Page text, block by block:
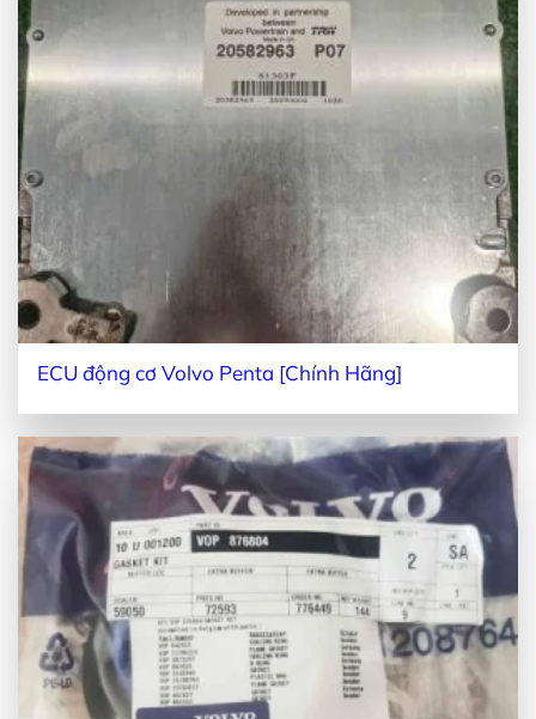
ECU động cơ Volvo Penta [Chính Hãng]